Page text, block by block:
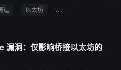
造 以太坊 Polkadot
洞：仅影响桥接以太坊的